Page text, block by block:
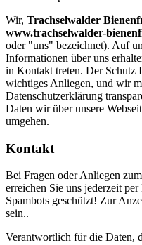
Wir, Trachselwalder
www.trachselwalder-
oder "uns" bezeichnet). Auf
Informationen über uns
in Kontakt treten. Der Schutz
wichtiges Anliegen, und wir
Datenschutzerklärung
Daten wir über unsere
umgehen.
Kontakt
Bei Fragen oder Anliegen
erreichen Sie uns jederzeit per
Spambots geschützt! Zur
sein..
Verantwortlich für die Daten,